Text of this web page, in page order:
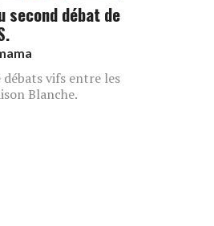
second débat de
vifs entre les
Blanche.